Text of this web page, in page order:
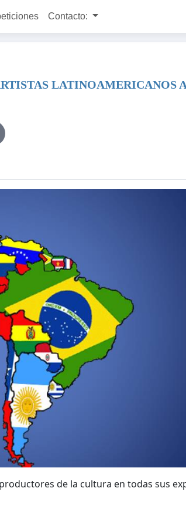
Contacto:
LATINOAMERICANOS
de la cultura en todas sus